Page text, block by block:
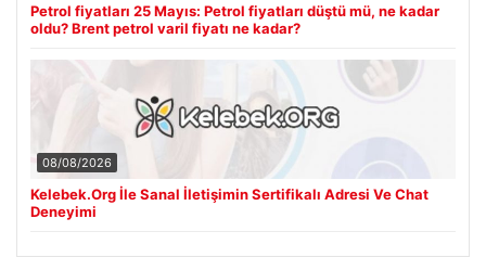
Petrol fiyatları 25 Mayıs: Petrol fiyatları düştü mü, ne kadar
oldu? Brent petrol varil fiyatı ne kadar?
08/08/2026
Kelebek.Org İle Sanal İletişimin Sertifikalı Adresi Ve Chat
Deneyimi